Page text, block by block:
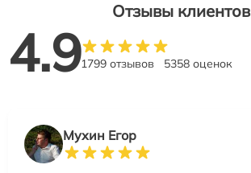
Отзывы клиентов
4.91799 отзывов 5358 оценок
Мухин Егор